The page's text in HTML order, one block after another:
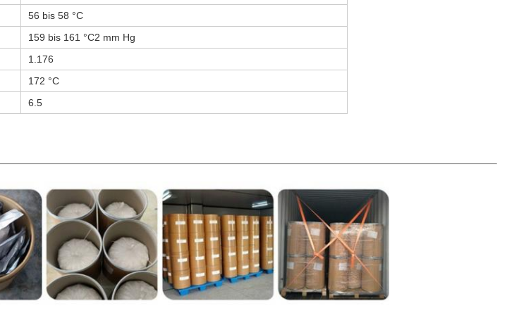
56 bis 58 °C
159 bis 161 °C2 mm Hg
1.176
172 °C
6.5